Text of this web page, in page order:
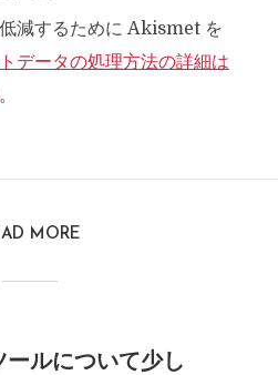
減するために Akismet を
データの処理方法の詳細は
。
MORE
ルについて少し